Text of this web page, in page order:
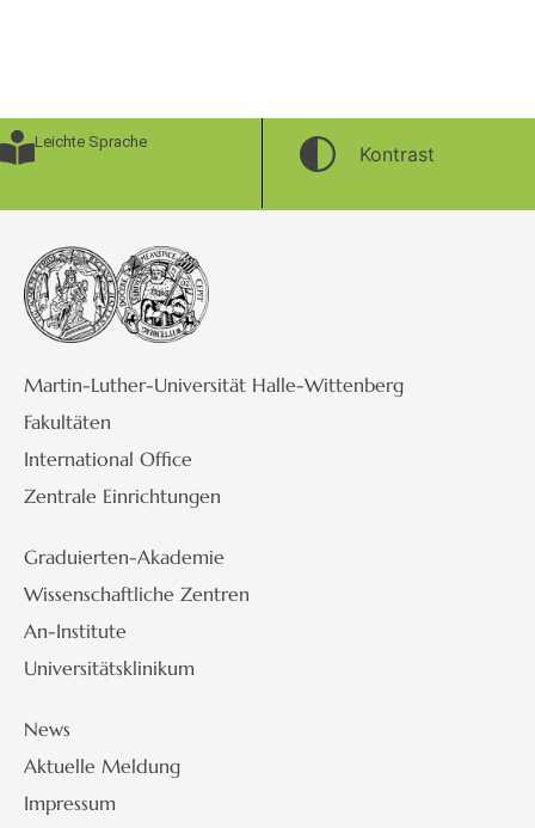
Leichte Sprache
Kontrast
Martin-Luther-Universität Halle-Wittenberg
Fakultäten
International Office
Zentrale Einrichtungen
Graduierten-Akademie
Wissenschaftliche Zentren
An-Institute
Universitätsklinikum
News
Aktuelle Meldung
Impressum